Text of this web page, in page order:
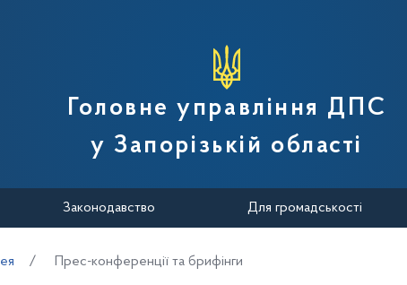
податкової служби України
Головне управління ДПС
у Запорізькій області
Законодавство Для громадськості
Прес-конференції та брифінги